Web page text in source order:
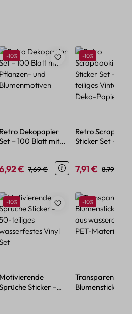
Rabatt
-10%
Retro Dekopapier
– 100 Blatt mit
€ Regulärer Preis:
7,69 €
Rabatt
-10%
Retro
Sticker Set – 60-
Verkaufspreis:
7,91 € 8,79 €
Rabatt
-10%
Motivierende
Sticker –
Rabatt
-10%
Transparente
Blumensticker –